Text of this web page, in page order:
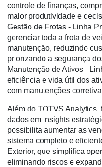
Conectividade
Dados
e
Análise
E-
Commerce
da
Agricultura
Vertical
Software
Empresarial
controle de finanças,
maior produtividade e
Gestão de Frotas - Linha
gerenciar toda a frota de
manutenção, reduzindo
priorizando a segurança
Manutenção de Ativos -
eficiência e vida útil dos
com manutenções
Além do TOTVS Analytics,
dados em insights
possibilita aumentar as
sistema completo e
Exterior, que simplifica
eliminando riscos e